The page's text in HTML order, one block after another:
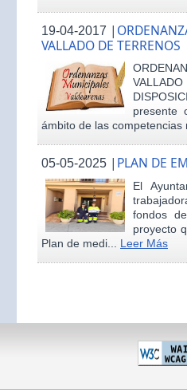
19-04-2017 |
VALLADO DE TERRENOS
presente
ámbito de las
05-05-2025 | PLAN DE
El
fondos
proyecto
Plan de medi... Leer Más